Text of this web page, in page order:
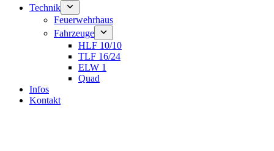
Technik
Feuerwehrhaus
Fahrzeuge
HLF 10/10
TLF 16/24
ELW 1
Quad
Infos
Kontakt